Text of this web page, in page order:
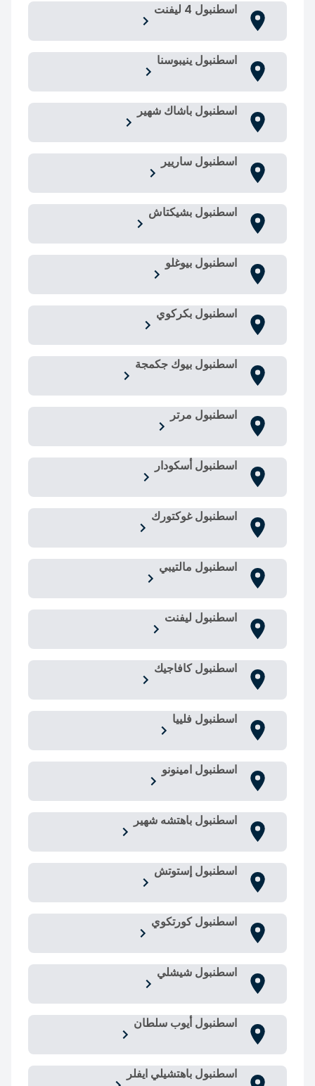
اسطنبول 4 ليفنت
اسطنبول ينيبوسنا
اسطنبول باشاك شهير
اسطنبول ساريير
اسطنبول بشيكتاش
اسطنبول بيوغلو
اسطنبول بكركوي
اسطنبول بيوك جكمجة
اسطنبول مرتر
اسطنبول أسكودار
اسطنبول غوكتورك
اسطنبول مالتيبي
اسطنبول ليفنت
اسطنبول كافاجيك
اسطنبول فلييا
اسطنبول امينونو
اسطنبول باهتشه شهير
اسطنبول إستوتش
اسطنبول كورتكوي
اسطنبول شيشلي
اسطنبول أيوب سلطان
اسطنبول باهتشيلي ايفلر